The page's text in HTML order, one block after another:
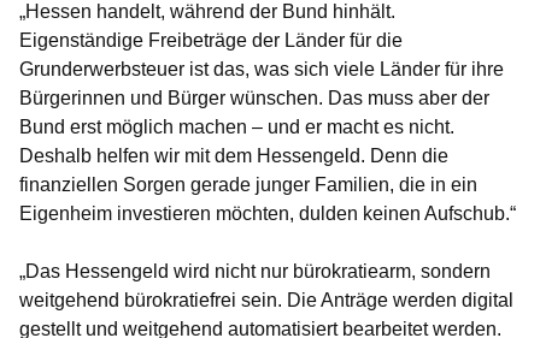
„Hessen handelt, während der Bund hinhält.
Eigenständige Freibeträge der Länder für die
Grunderwerbsteuer ist das, was sich viele Länder für ihre
Bürgerinnen und Bürger wünschen. Das muss aber der
Bund erst möglich machen – und er macht es nicht.
Deshalb helfen wir mit dem Hessengeld. Denn die
finanziellen Sorgen gerade junger Familien, die in ein
Eigenheim investieren möchten, dulden keinen Aufschub.“
„Das Hessengeld wird nicht nur bürokratiearm, sondern
weitgehend bürokratiefrei sein. Die Anträge werden digital
gestellt und weitgehend automatisiert bearbeitet werden.